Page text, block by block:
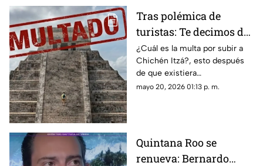
Tras polémica de
turistas: Te decimos de
cuánto es la multa por
subir a Chichén Itzá
¿Cuál es la multa por subir a
Chichén Itzá?, esto después
de que existiera
"#LadyChichenItza” en redes
mayo 20, 2026 01:13 p. m.
Quintana Roo se
renueva: Bernardo